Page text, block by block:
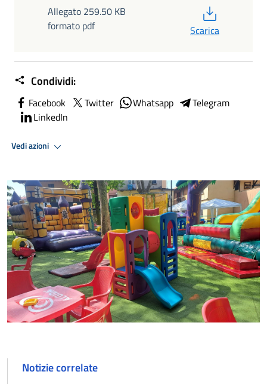
Allegato 259.50 KB
formato pdf
Scarica
Condividi:
Facebook Twitter Whatsapp
Telegram
LinkedIn
Vedi azioni
Notizie correlate